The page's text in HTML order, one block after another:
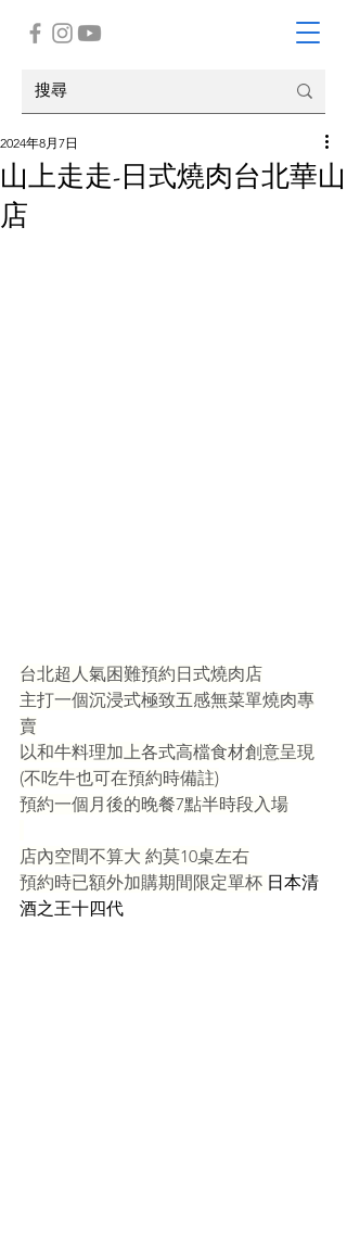
山上走走-日式燒肉台北華山
店
2024年8月7日
台北超人氣困難預約日式燒肉店
主打一個沉浸式極致五感無菜單燒肉專
賣
以和牛料理加上各式高檔食材創意呈現
(不吃牛也可在預約時備註)
預約一個月後的晚餐7點半時段入場
店內空間不算大 約莫10桌左右
預約時已額外加購期間限定單杯 日本清
酒之王十四代